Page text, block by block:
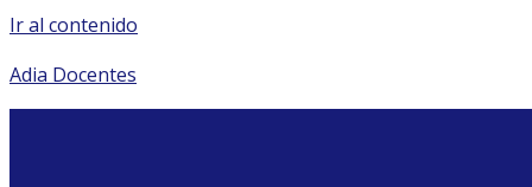
Ir al contenido
Adia Docentes